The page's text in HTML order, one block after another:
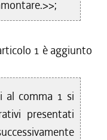
1 è aggiunto
al comma 1 si
presentati